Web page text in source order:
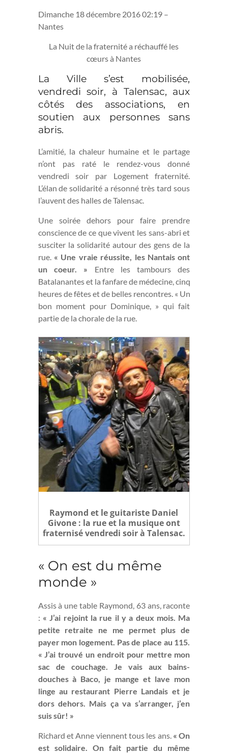
Dimanche 18 décembre 2016 02:19 –
Nantes
La Nuit de la fraternité a réchauffé les
cœurs à Nantes
La Ville s’est mobilisée,
vendredi soir, à Talensac, aux
côtés des associations, en
soutien aux personnes sans
abris.
L’amitié, la chaleur humaine et le partage
n’ont pas raté le rendez-vous donné
vendredi soir par Logement fraternité.
L’élan de solidarité a résonné très tard sous
l’auvent des halles de Talensac.
Une soirée dehors pour faire prendre
conscience de ce que vivent les sans-abri et
susciter la solidarité autour des gens de la
rue.« Une vraie réussite, les Nantais ont
un coeur. » Entre les tambours des
Batalanantes et la fanfare de médecine, cinq
heures de fêtes et de belles rencontres. « Un
bon moment pour Dominique, » qui fait
partie de la chorale de la rue.
Raymond et le guitariste Daniel
Givone : la rue et la musique ont
fraternisé vendredi soir à Talensac.
« On est du même
monde »
Assis à une table Raymond, 63 ans, raconte
: « J’ai rejoint la rue il y a deux mois. Ma
petite retraite ne me permet plus de
payer mon logement. Pas de place au 115.
« J’ai trouvé un endroit pour mettre mon
sac de couchage. Je vais aux bains-
douches à Baco, je mange et lave mon
linge au restaurant Pierre Landais et je
dors dehors. Mais ça va s’arranger, j’en
suis sûr! »
Richard et Anne viennent tous les ans. « On
est solidaire. On fait partie du même